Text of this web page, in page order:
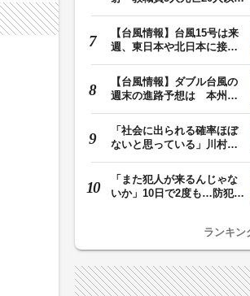
【台風情報】台風15号は来
週、東日本や北日本に接近
【台風情報】ダブル台風の
週末の進路予想は 本州は
「社会に出られる確率ほぼ
ないと思っている」川村葉
「また犯人が来るんじゃな
いか」10日で2度も…防犯カ
ランキン